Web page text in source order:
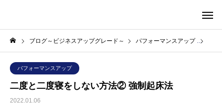
ブログ～ビジネスアップグレード～ パフォーマンスアップ
パフォーマンスアップ
二度と二度寝をしない方法② 強制起床法
2022.01.06